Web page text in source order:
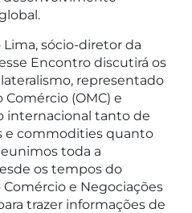
sócio-diretor da
Encontro discutirá os
representado
(OMC) e
internacional tanto de
e commodities quanto
toda a
os tempos do
e Negociações
trazer informações de